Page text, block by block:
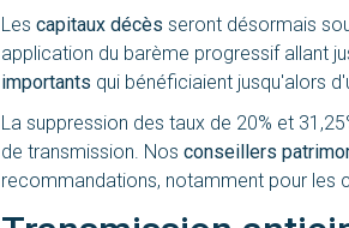
Les capitaux décès seront désormais
application du barème progressif allant
importants qui bénéficiaient jusqu'alors
La suppression des taux de 20% et
de transmission. Nos conseillers
recommandations, notamment pour les